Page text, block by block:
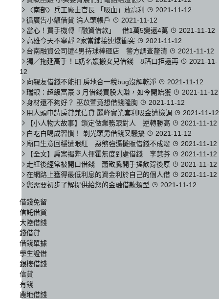
〈南部〉兵工廠士官長 「吸血」放高利
2021-11-12
循廣告小額借貸 淪人頭帳戶
2021-11-12
當心！買手機轉「融資借款」 借1萬5變還4萬
2021-11-12
高雄今天不寧靜 2家當鋪接連爆衝突
2021-11-12
台南融資公司遭4男持球棒砸店 警方調查釐清
2021-11-12
獨／拖延高手！E奶名媛搬女兒借錢 8藉口拒還再
2021-11-
12
向親友借錢不能扣 房地合一稅bug沒解乾淨
2021-11-12
瑞銀：超級富豪 3 月借錢買股大賺，如今開始獲
2021-11-12
身材還不夠好？ 巫苡萱竟想借錢隆胸
2021-11-12
用人頭申請房貸兼信貸 麗峰實業套利吸金遭檢調
2021-11-12
【小人物大故事】鎖定做業務跟對人 逆轉勝高
2021-11-12
白吃白喝成習慣！ 剃光頭男借錢又騷擾
2021-11-12
廟口生意回穩遭眼紅 惡煞強逼攤販借錢不成潑
2021-11-12
【全文】扁案揭弊人揮霍無度到處借錢 李慧芬
2021-11-12
走紅後經常被開口借錢 蕭敬騰開手搖飲背後原
2021-11-12
在網路上獲得最低利息的資金利於自己的個人借
2021-11-12
您需要初步了解提供給您的金融借款類型
2021-11-12
借錢免留
信託借貸
大陸借錢
錢借貸
借錢單據
學生證借
銀樓借錢
信貸
有錢
農地借錢